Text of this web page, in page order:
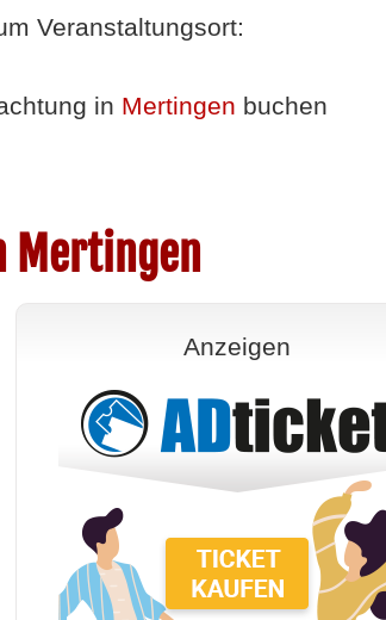
Veranstaltungsort:
in Mertingen buchen
Mertingen
Anzeigen